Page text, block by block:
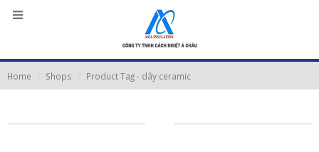
Home Shops Product Tag - dây ceramic